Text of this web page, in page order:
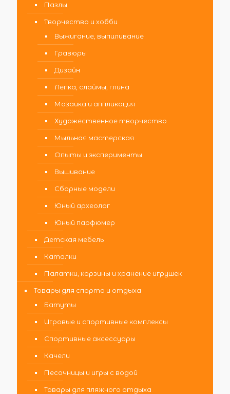
Пазлы
Творчество и хобби
Выжигание, выпиливание
Гравюры
Дизайн
Лепка, слаймы, глина
Мозаика и аппликация
Художественное творчество
Мыльная мастерская
Опыты и эксперименты
Вышивание
Сборные модели
Юный археолог
Юный парфюмер
Детская мебель
Каталки
Палатки, корзины и хранение игрушек
Товары для спорта и отдыха
Батуты
Игровые и спортивные комплексы
Спортивные аксессуары
Качели
Песочницы и игры с водой
Товары для пляжного отдыха